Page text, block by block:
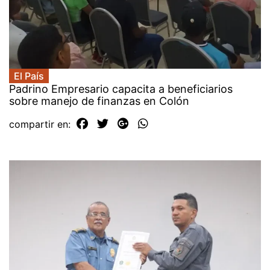
El País
Padrino Empresario capacita a beneficiarios
sobre manejo de finanzas en Colón
compartir en: